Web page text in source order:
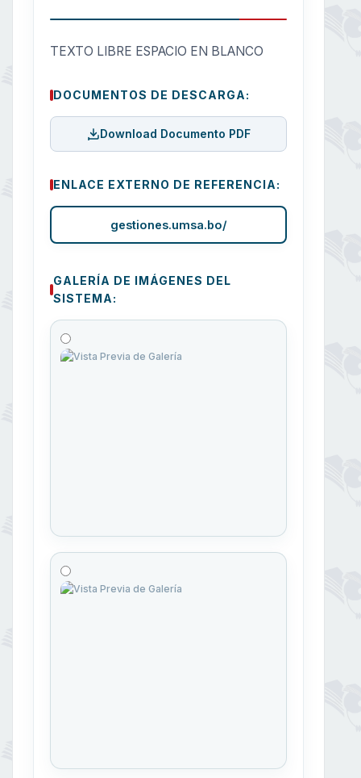
TEXTO LIBRE ESPACIO EN BLANCO
DOCUMENTOS DE DESCARGA:
Download Documento PDF
ENLACE EXTERNO DE REFERENCIA:
gestiones.umsa.bo/
GALERÍA DE IMÁGENES DEL
SISTEMA: